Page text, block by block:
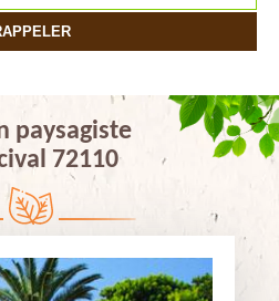
paysagiste
72110